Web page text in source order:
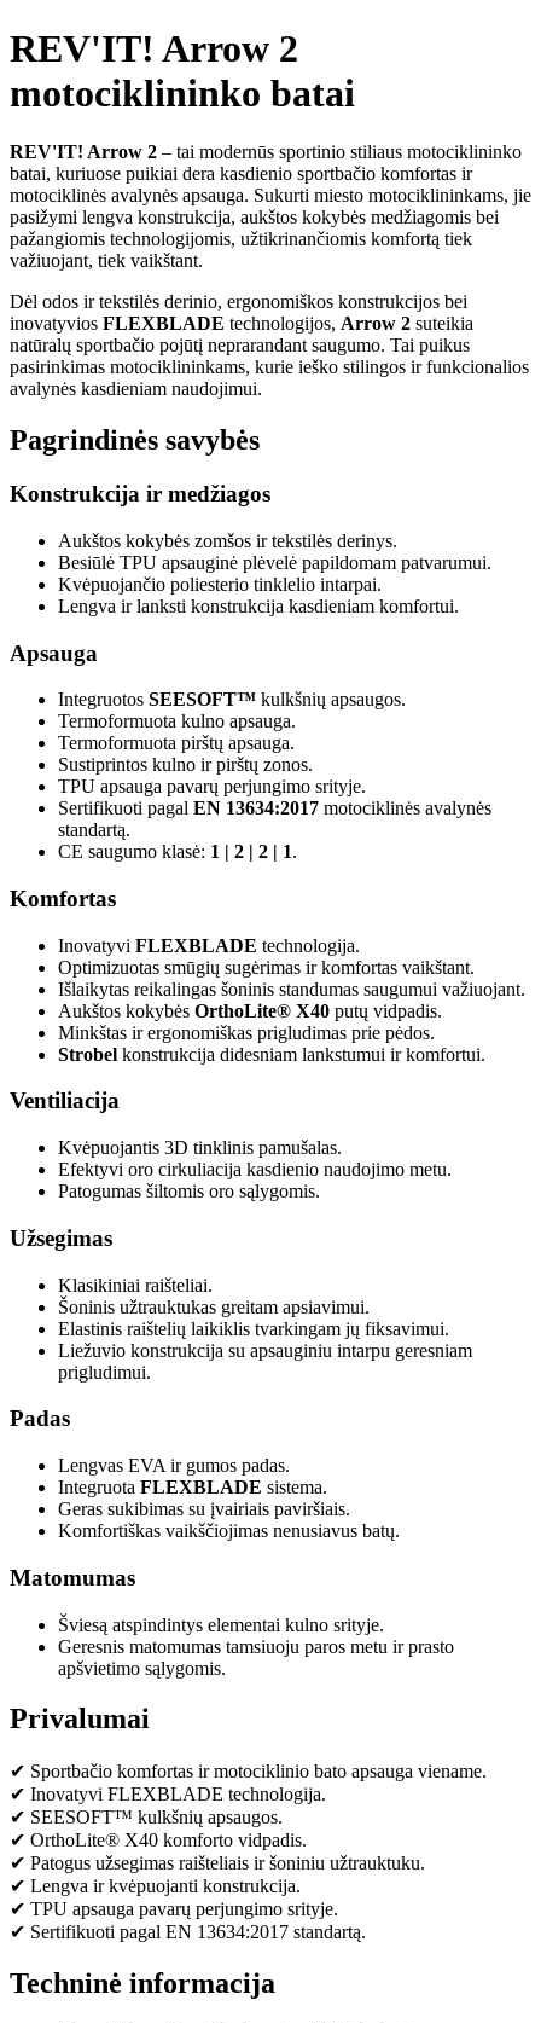
REV'IT! Arrow 2
motociklininko batai
REV'IT! Arrow 2 – tai modernūs sportinio stiliaus motociklininko
batai, kuriuose puikiai dera kasdienio sportbačio komfortas ir
motociklinės avalynės apsauga. Sukurti miesto motociklininkams, jie
pasižymi lengva konstrukcija, aukštos kokybės medžiagomis bei
pažangiomis technologijomis, užtikrinančiomis komfortą tiek
važiuojant, tiek vaikštant.
Dėl odos ir tekstilės derinio, ergonomiškos konstrukcijos bei
inovatyvios FLEXBLADE technologijos, Arrow 2 suteikia
natūralų sportbačio pojūtį neprarandant saugumo. Tai puikus
pasirinkimas motociklininkams, kurie ieško stilingos ir funkcionalios
avalynės kasdieniam naudojimui.
Pagrindinės savybės
Konstrukcija ir medžiagos
Aukštos kokybės zomšos ir tekstilės derinys.
Besiūlė TPU apsauginė plėvelė papildomam patvarumui.
Kvėpuojančio poliesterio tinklelio intarpai.
Lengva ir lanksti konstrukcija kasdieniam komfortui.
Apsauga
Integruotos SEESOFT™ kulkšnių apsaugos.
Termoformuota kulno apsauga.
Termoformuota pirštų apsauga.
Sustiprintos kulno ir pirštų zonos.
TPU apsauga pavarų perjungimo srityje.
Sertifikuoti pagal EN 13634:2017 motociklinės avalynės
standartą.
CE saugumo klasė: 1 | 2 | 2 | 1.
Komfortas
Inovatyvi FLEXBLADE technologija.
Optimizuotas smūgių sugėrimas ir komfortas vaikštant.
Išlaikytas reikalingas šoninis standumas saugumui važiuojant.
Aukštos kokybės OrthoLite® X40 putų vidpadis.
Minkštas ir ergonomiškas prigludimas prie pėdos.
Strobel konstrukcija didesniam lankstumui ir komfortui.
Ventiliacija
Kvėpuojantis 3D tinklinis pamušalas.
Efektyvi oro cirkuliacija kasdienio naudojimo metu.
Patogumas šiltomis oro sąlygomis.
Užsegimas
Klasikiniai raišteliai.
Šoninis užtrauktukas greitam apsiavimui.
Elastinis raištelių laikiklis tvarkingam jų fiksavimui.
Liežuvio konstrukcija su apsauginiu intarpu geresniam
prigludimui.
Padas
Lengvas EVA ir gumos padas.
Integruota FLEXBLADE sistema.
Geras sukibimas su įvairiais paviršiais.
Komfortiškas vaikščiojimas nenusiavus batų.
Matomumas
Šviesą atspindintys elementai kulno srityje.
Geresnis matomumas tamsiuoju paros metu ir prasto
apšvietimo sąlygomis.
Privalumai
✔ Sportbačio komfortas ir motociklinio bato apsauga viename.
✔ Inovatyvi FLEXBLADE technologija.
✔ SEESOFT™ kulkšnių apsaugos.
✔ OrthoLite® X40 komforto vidpadis.
✔ Patogus užsegimas raišteliais ir šoniniu užtrauktuku.
✔ Lengva ir kvėpuojanti konstrukcija.
✔ TPU apsauga pavarų perjungimo srityje.
✔ Sertifikuoti pagal EN 13634:2017 standartą.
Techninė informacija